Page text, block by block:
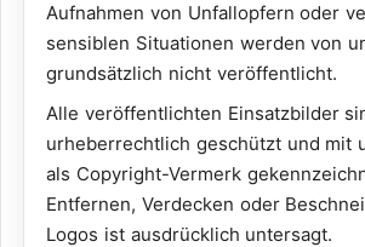
Aufnahmen von Unfallopfern oder
sensiblen Situationen werden von
grundsätzlich nicht veröffentlicht.
Alle veröffentlichten Einsatzbilder
urheberrechtlich geschützt und mit
als Copyright-Vermerk
Entfernen, Verdecken oder
Logos ist ausdrücklich untersagt.